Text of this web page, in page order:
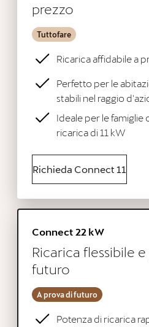
prezzo
Tuttofare
Ricarica affidabile a
Perfetto per le
stabili nel raggio
Ideale per le famiglie
ricarica di 11 kW
Richieda Connect 11
Connect 22 kW
Ricarica flessibile
futuro
A prova di futuro
Potenza di ricarica